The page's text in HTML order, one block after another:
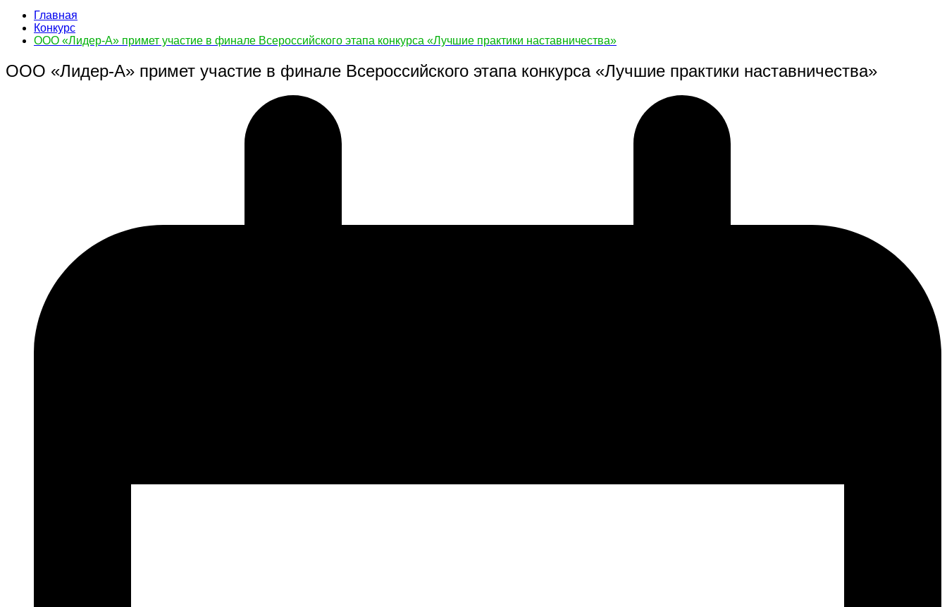
Главная
Конкурс
ООО «Лидер-А» примет участие в финале Всероссийского этапа конкурса «Лучшие практики наставничества»
ООО «Лидер-А» примет участие в финале Всероссийского этапа конкурса «Лучшие практики наставничества»